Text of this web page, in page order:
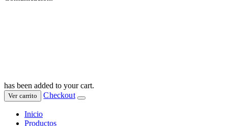
has been added to your cart.
Ver carrito Checkout
Inicio
Productos